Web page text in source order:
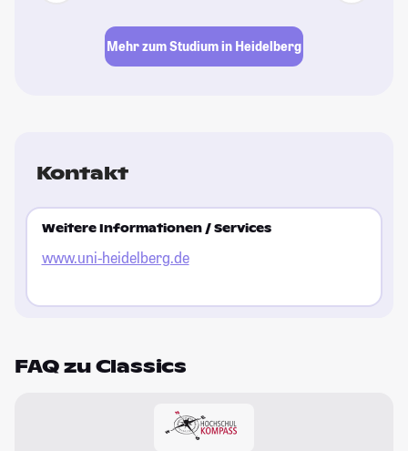
Mehr zum Studium in Heidelberg
Kontakt
Weitere Informationen / Services
www.uni-heidelberg.de
FAQ zu Classics